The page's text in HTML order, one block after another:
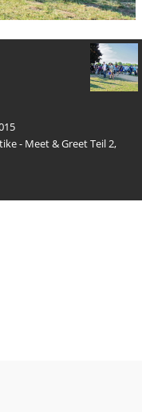
- Meet & Greet Teil 2,